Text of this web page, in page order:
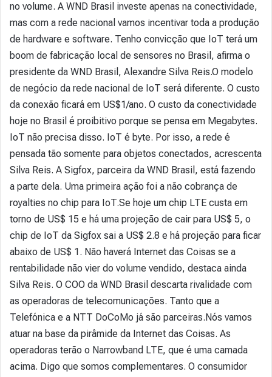
no volume. A WND Brasil investe apenas na conectividade,
mas com a rede nacional vamos incentivar toda a produção
de hardware e software. Tenho convicção que IoT terá um
boom de fabricação local de sensores no Brasil, afirma o
presidente da WND Brasil, Alexandre Silva Reis.O modelo
de negócio da rede nacional de IoT será diferente. O custo
da conexão ficará em US$1/ano. O custo da conectividade
hoje no Brasil é proibitivo porque se pensa em Megabytes.
IoT não precisa disso. IoT é byte. Por isso, a rede é
pensada tão somente para objetos conectados, acrescenta
Silva Reis. A Sigfox, parceira da WND Brasil, está fazendo
a parte dela. Uma primeira ação foi a não cobrança de
royalties no chip para IoT.Se hoje um chip LTE custa em
torno de US$ 15 e há uma projeção de cair para US$ 5, o
chip de IoT da Sigfox sai a US$ 2.8 e há projeção para ficar
abaixo de US$ 1. Não haverá Internet das Coisas se a
rentabilidade não vier do volume vendido, destaca ainda
Silva Reis. O COO da WND Brasil descarta rivalidade com
as operadoras de telecomunicações. Tanto que a
Telefónica e a NTT DoCoMo já são parceiras.Nós vamos
atuar na base da pirâmide da Internet das Coisas. As
operadoras terão o Narrowband LTE, que é uma camada
acima. Digo que somos complementares. O consumidor